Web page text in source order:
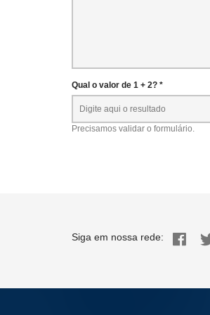
Qual o valor de 1 + 2? *
Precisamos validar o formulário.
Siga em nossa rede: